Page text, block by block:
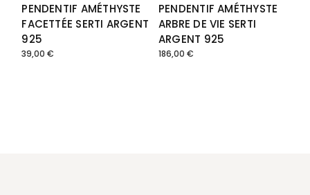
PENDENTIF AMÉTHYSTE
FACETTÉE SERTI ARGENT
925
39,00€
PENDENTIF AMÉTHYSTE
ARBRE DE VIE SERTI
ARGENT 925
186,00 €